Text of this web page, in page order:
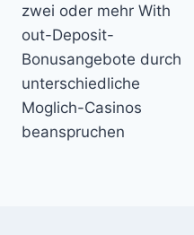
zwei oder mehr With
out-Deposit-
Bonusangebote durch
unterschiedliche
Moglich-Casinos
beanspruchen